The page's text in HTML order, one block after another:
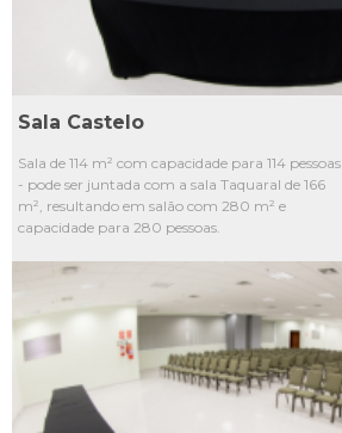
Sala Castelo
Sala de 114 m² com capacidade para 114 pessoas
- pode ser juntada com a sala Taquaral de 166
m², resultando em salão com 280 m² e
capacidade para 280 pessoas.
L3
L4